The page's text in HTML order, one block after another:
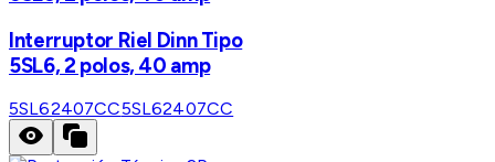
Interruptor Riel Dinn Tipo
5SL6, 2 polos, 40 amp
5SL62407CC5SL62407CC